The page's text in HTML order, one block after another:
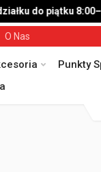
do piątku
O Nas
Punkty